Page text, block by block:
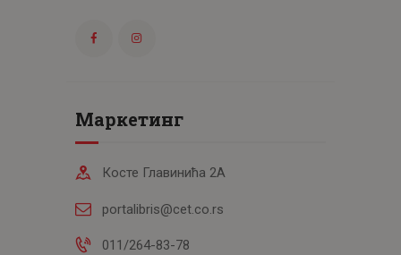
Маркетинг
Косте Главинића 2А
portalibris@cet.co.rs
011/264-83-78